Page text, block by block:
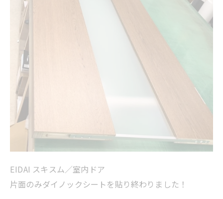
EIDAI スキスム／室内ドア
片面のみダイノックシートを貼り終わりました！